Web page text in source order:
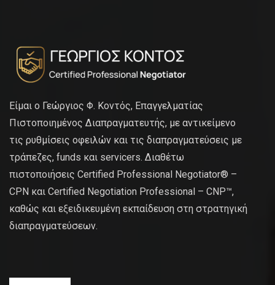
Είμαι ο Γεώργιος Φ. Κοντός, Επαγγελματίας
Πιστοποιημένος Διαπραγματευτής, με αντικείμενο
τις ρυθμίσεις οφειλών και τις διαπραγματεύσεις με
τράπεζες, funds και servicers. Διαθέτω
πιστοποιήσεις Certified Professional Negotiator® –
CPN και Certified Negotiation Professional – CNP™,
καθώς και εξειδικευμένη εκπαίδευση στη στρατηγική
διαπραγματεύσεων.